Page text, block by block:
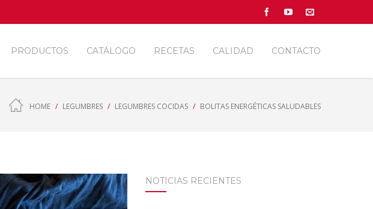
PRODUCTOS CATÁLOGO RECETAS CALIDAD CONTACTO
HOME LEGUMBRES LEGUMBRES COCIDAS BOLITAS ENERGÉTICAS SALUDABLES
NOTICIAS RECIENTES